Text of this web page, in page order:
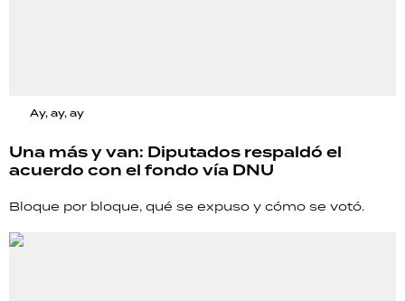
Ay, ay, ay
Una más y van: Diputados respaldó el
acuerdo con el fondo vía DNU
Bloque por bloque, qué se expuso y cómo se votó.